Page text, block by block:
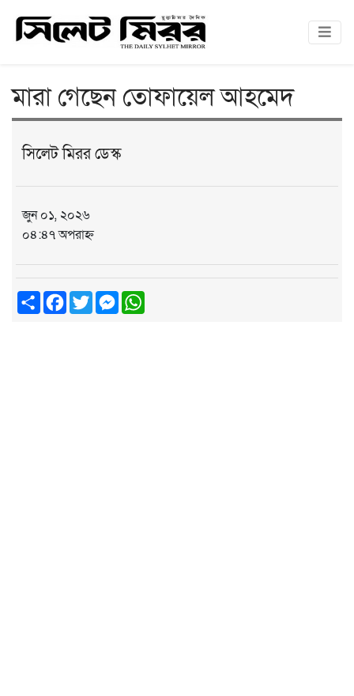
মারা গেছেন তোফায়েল আহমেদ
সিলেট মিরর ডেস্ক
জুন ০১, ২০২৬
০৪:৪৭ অপরাহ্ন
ShareFacebook
TwitterMessenger